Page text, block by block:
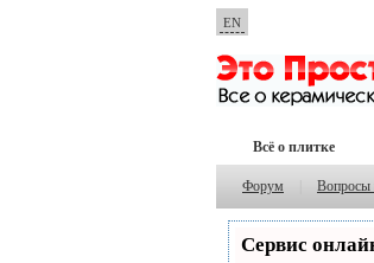
EN
Всё о плитке
Форум Вопросы
Сервис